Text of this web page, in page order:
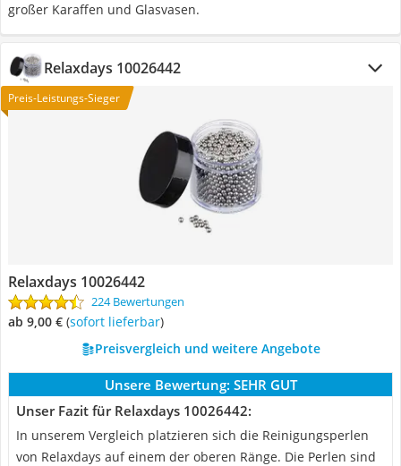
großer Karaffen und Glasvasen.
Relaxdays 10026442
Preis-Leistungs-Sieger
Relaxdays 10026442
224 Bewertungen
ab 9,00 € ( Sofort lieferbar)
Preisvergleich und weitere Angebote
Unsere Bewertung: SEHR GUT
Unser Fazit für Relaxdays 10026442:
In unserem Vergleich platzieren sich die Reinigungsperlen
von Relaxdays auf einem der oberen Ränge. Die Perlen sind